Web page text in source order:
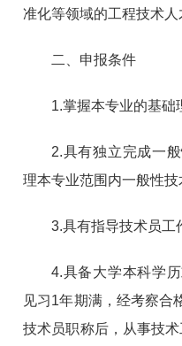
准化等领域的工程技术人
二、申报条件
1.掌握本专业的基础
2.具有独立完成一
理本专业范围内一般性技
3.具有指导技术员工
4.具备大学本科学
见习1年期满，经考察合
技术员职称后，从事技